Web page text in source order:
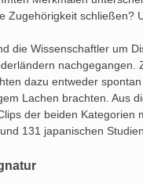
Zugehörigkeit schließen?
die Wissenschaftler um
nachgegangen.
dazu entweder
Lachen brachten. Aus
der beiden Kategorien
131 japanischen